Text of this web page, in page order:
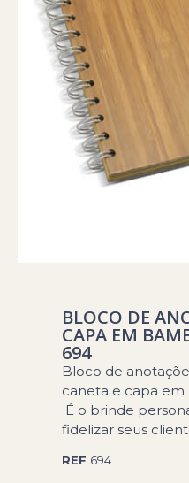
BLOCO DE
CAPA EM
694
Bloco de
caneta e capa
É o brinde
fidelizar seus
REF 694